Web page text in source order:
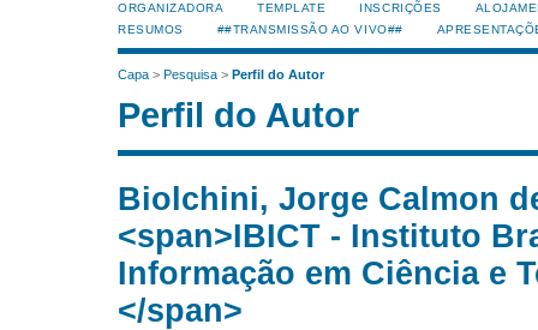
ORGANIZADORA
TEMPLATE INSCRIÇÕES
RESUMOS
##TRANSMISSÃO AO VIVO##
Capa > Pesquisa > Perfil do Autor
Perfil do Autor
Biolchini, Jorge Calmon
<span>IBICT - Instituto
Informação em Ciência e
</span>